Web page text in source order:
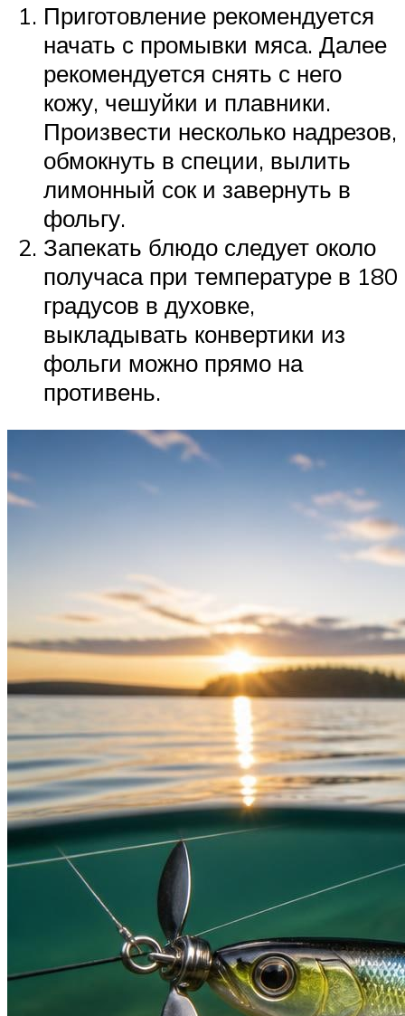
Приготовление рекомендуется
начать с промывки мяса. Далее
рекомендуется снять с него
кожу, чешуйки и плавники.
Произвести несколько надрезов,
обмокнуть в специи, вылить
лимонный сок и завернуть в
фольгу.
Запекать блюдо следует около
получаса при температуре в 180
градусов в духовке,
выкладывать конвертики из
фольги можно прямо на
противень.